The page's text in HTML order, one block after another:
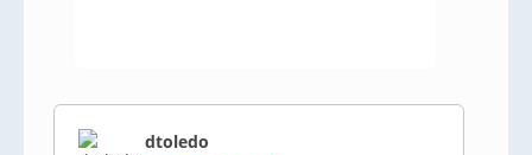
dtoledo